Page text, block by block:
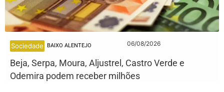
Sociedade BAIXO ALENTEJO 06/08/2026
Beja, Serpa, Moura, Aljustrel, Castro Verde e
Odemira podem receber milhões